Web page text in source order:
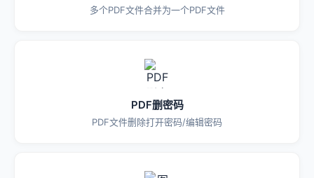
多个PDF文件合并为一个PDF文件
PDF删密码
PDF文件删除打开密码/编辑密码